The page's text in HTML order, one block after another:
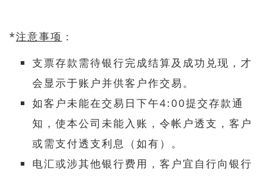
*注意事项 ：
支票存款需待银行完成结算及成功兑现，才
会显示于账户并供客户作交易。
如客户未能在交易日下午4:00提交存款通
知，使本公司未能入账，令帐户透支，客户
或需支付透支利息（如有）。
电汇或涉其他银行费用，客户宜自行向银行